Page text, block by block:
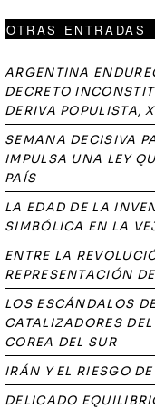
OTRAS ENTRADAS
ARGENTINA
DECRETO
DERIVA POPULISTA,
SEMANA DECISIVA
IMPULSA UNA LEY
PAÍS
LA EDAD DE LA
SIMBÓLICA EN LA
ENTRE LA
REPRESENTACIÓN
LOS ESCÁNDALOS
CATALIZADORES
COREA DEL SUR
IRÁN Y EL RIESGO
DELICADO